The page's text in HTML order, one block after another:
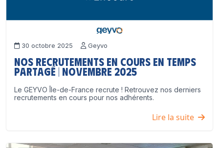
30 octobre 2025 Geyvo
Nos recrutements en cours en temps
partagé | Novembre 2025
Le GEYVO Île-de-France recrute ! Retrouvez nos derniers
recrutements en cours pour nos adhérents.
Lire la suite